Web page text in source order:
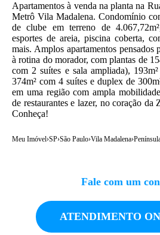
Apartamentos à venda na planta na
Metrô Vila Madalena. Condomínio
de clube em terreno de
esportes de areia, piscina coberta,
mais. Amplos apartamentos
à rotina do morador, com plantas de
com 2 suítes e sala ampliada),
374m² com 4 suítes e duplex de
em uma região com ampla
de restaurantes e lazer, no coração da
Conheça!
Meu Imóvel›SP›São Paulo›Vila Madalena›
Fale com um
ATENDIMENTO